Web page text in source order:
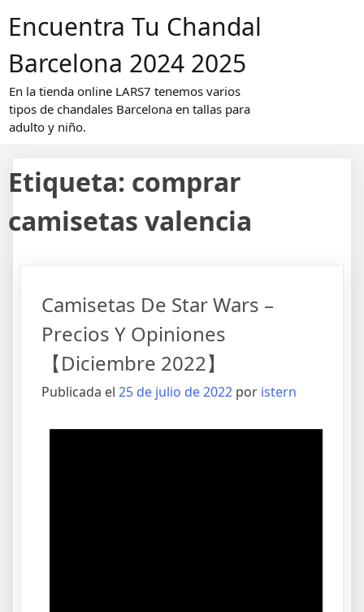
Encuentra Tu Chandal
Barcelona 2024 2025
En la tienda online LARS7 tenemos varios
tipos de chandales Barcelona en tallas para
adulto y niño.
Etiqueta: comprar
camisetas valencia
Camisetas De Star Wars –
Precios Y Opiniones
【Diciembre 2022】
Publicada el 25 de julio de 2022 por istern